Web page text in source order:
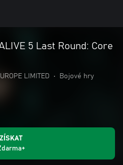
5 Last Round: Core
LIMITED • Bojové hry
ZÍSKAT